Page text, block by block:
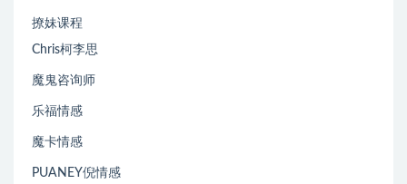
撩妹课程
Chris柯李思
魔鬼咨询师
乐福情感
魔卡情感
PUANEY倪情感